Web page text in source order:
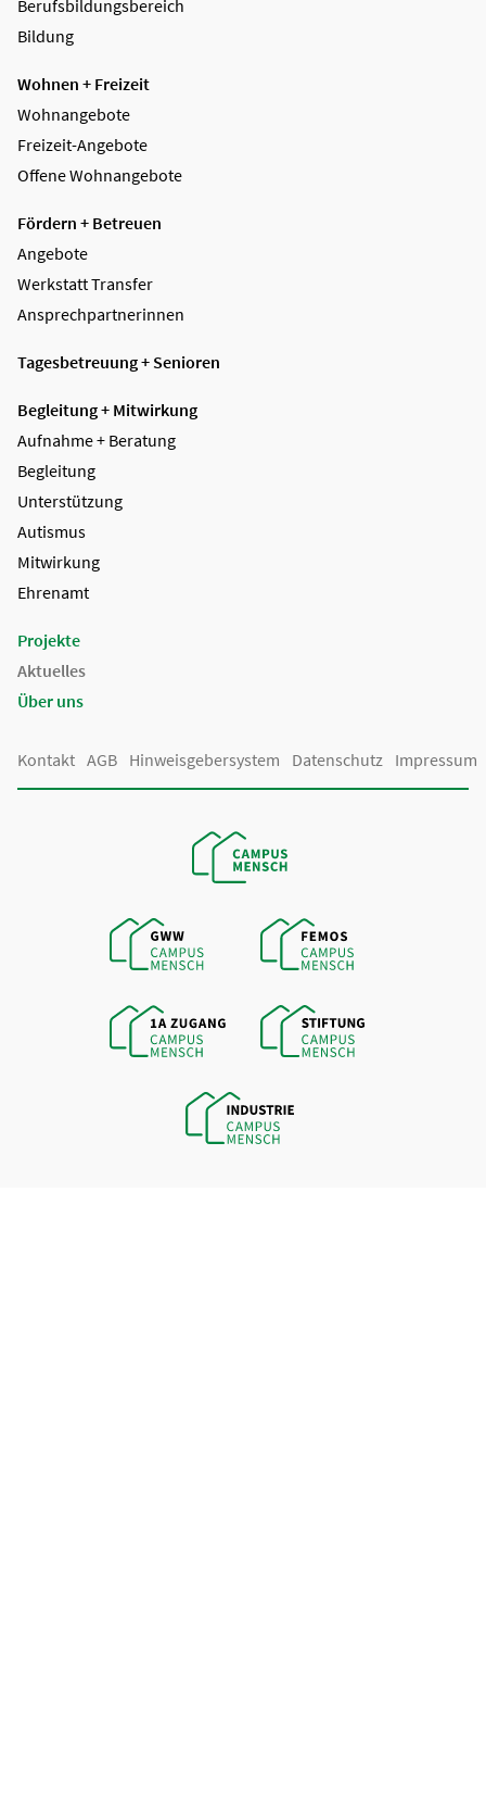
Berufsbildungsbereich
Bildung
Wohnen + Freizeit
Wohnangebote
Freizeit-Angebote
Offene Wohnangebote
Fördern + Betreuen
Angebote
Werkstatt Transfer
Ansprechpartnerinnen
Tagesbetreuung + Senioren
Begleitung + Mitwirkung
Aufnahme + Beratung
Begleitung
Unterstützung
Autismus
Mitwirkung
Ehrenamt
Projekte
Aktuelles
Über uns
Kontakt AGB Hinweisgebersystem Datenschutz Impressum